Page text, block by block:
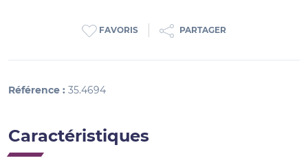
FAVORIS PARTAGER
Référence : 35.4694
Caractéristiques